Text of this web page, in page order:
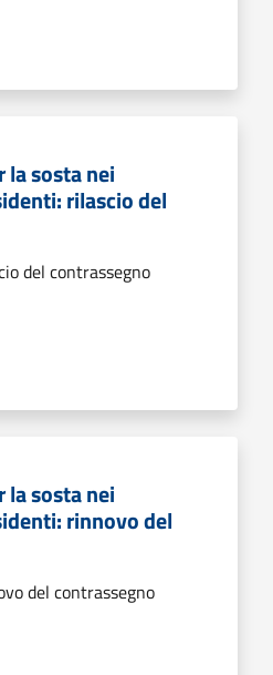
la sosta nei
rilascio del
del contrassegno
la sosta nei
rinnovo del
del contrassegno